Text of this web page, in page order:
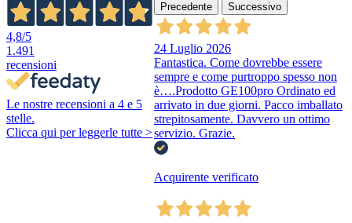
4,8/5
1.491
recensioni
Le nostre recensioni a 4 e 5
stelle.
Clicca qui per leggerle tutte >
Precedente Successivo
24 Luglio 2026
Fantastica. Come dovrebbe essere
sempre e come purtroppo spesso non
è….Prodotto GE100pro Ordinato ed
arrivato in due giorni. Pacco imballato
strepitosamente. Davvero un ottimo
servizio. Grazie.
Acquirente verificato